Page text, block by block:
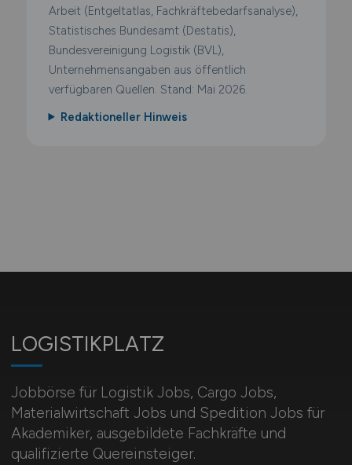
Arbeit (Entgeltatlas, Fachkräftebedarfsanalyse),
Statistisches Bundesamt (Destatis),
Bundesvereinigung Logistik (BVL),
Unternehmensangaben aus öffentlich
verfügbaren Quellen. Stand: Mai 2026.
Redaktioneller Hinweis
LOGISTIKPLATZ
Jobbörse für Logistik Jobs, Cargo Jobs,
Materialwirtschaft Jobs und Spedition Jobs für
Akademiker, ausgebildete Fachkräfte und
qualifizierte Quereinsteiger.